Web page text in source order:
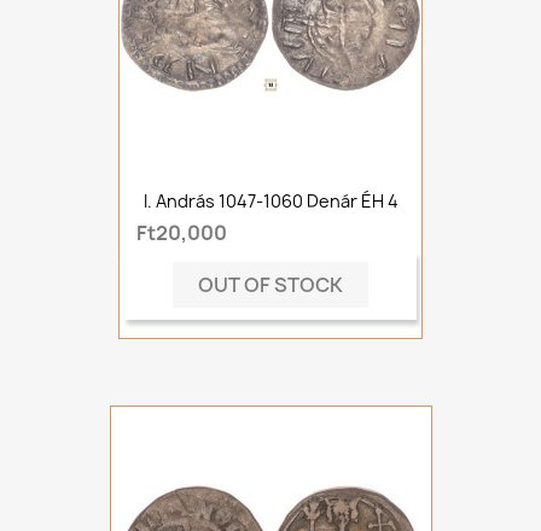
I. András 1047-1060 Denár ÉH 4
Ft20,000
OUT OF STOCK